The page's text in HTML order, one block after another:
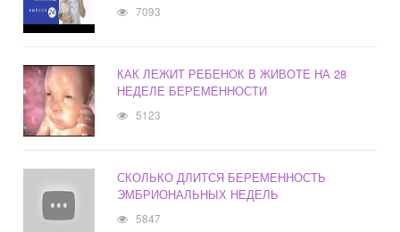
7093
КАК ЛЕЖИТ РЕБЕНОК В ЖИВОТЕ НА 28
НЕДЕЛЕ БЕРЕМЕННОСТИ
5123
СКОЛЬКО ДЛИТСЯ БЕРЕМЕННОСТЬ
ЭМБРИОНАЛЬНЫХ НЕДЕЛЬ
5847